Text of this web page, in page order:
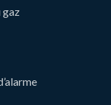
gaz